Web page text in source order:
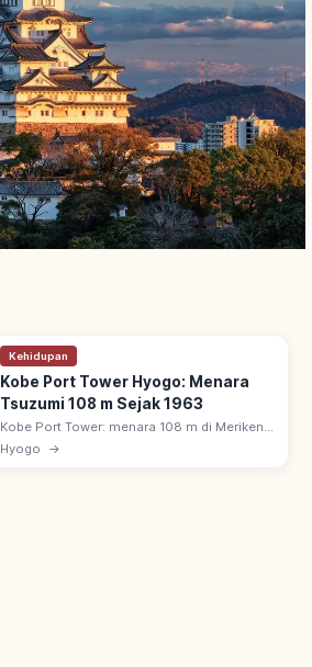
Kehidupan
Kobe Port Tower Hyogo: Menara
Tsuzumi 108 m Sejak 1963
Kobe Port Tower: menara 108 m di Meriken
Park, Chuo-ku, Kobe, selesai 1963. Desain
seperti tsuzumi (gendang tradisional);
Hyogo →